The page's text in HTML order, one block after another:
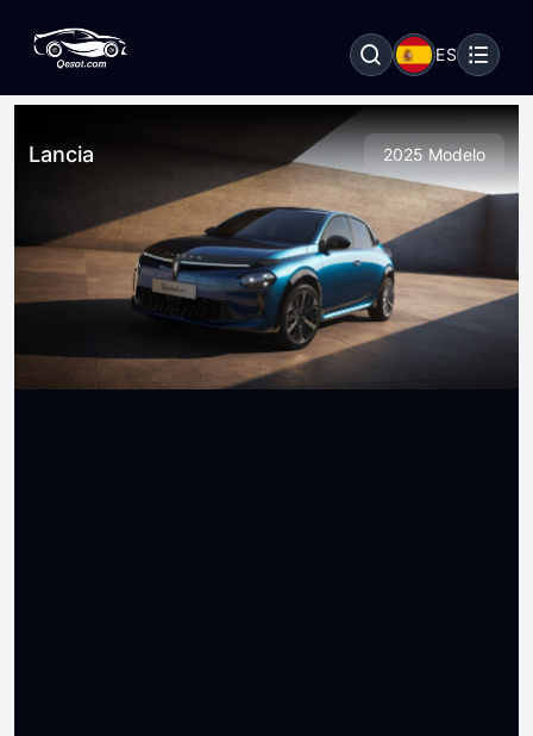
ES
Lancia 2025 Modelo